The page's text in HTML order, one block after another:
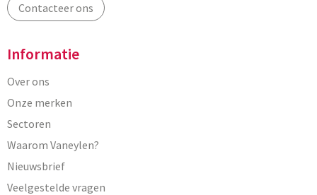
Contacteer ons
Informatie
Over ons
Onze merken
Sectoren
Waarom Vaneylen?
Nieuwsbrief
Veelgestelde vragen